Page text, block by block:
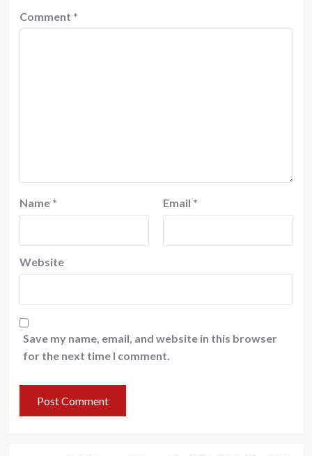
Comment *
Name * Email *
Website
Save my name, email, and website in this browser
for the next time I comment.